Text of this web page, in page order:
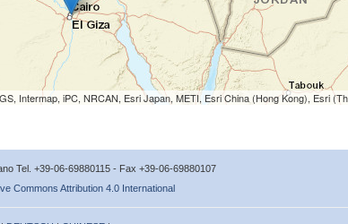
Intermap, iPC, NRCAN, Esri Japan, METI, Esri China (Hong Kong), Esri
Tel. +39-06-69880115 - Fax +39-06-69880107
Commons Attribution 4.0 International